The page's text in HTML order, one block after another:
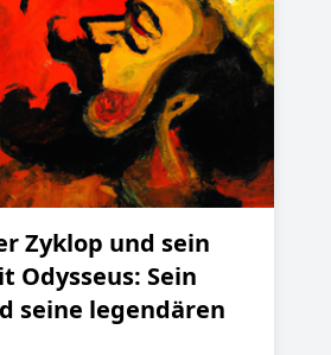
Zyklop und sein
Odysseus: Sein
seine legendären